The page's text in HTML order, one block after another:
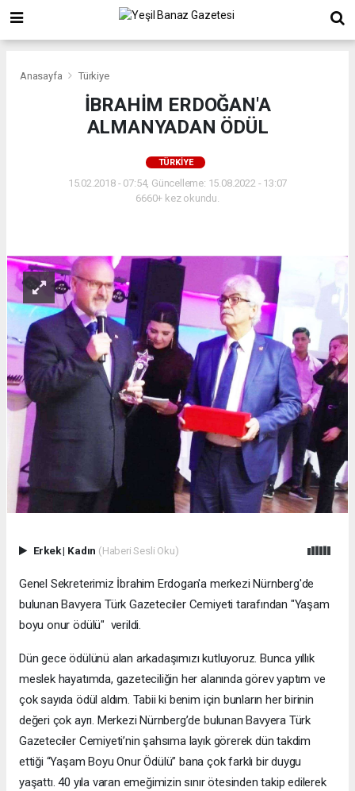
Anasayfa Türkiye
İBRAHİM ERDOĞAN'A
ALMANYADAN ÖDÜL
TÜRKIYE
15.02.2018 - 07:54, Güncelleme: 15.08.2022 - 13:07
6660+ kez okundu.
Erkek| Kadın (Haberi Sesli Oku)
Genel Sekreterimiz İbrahim Erdogan'a merkezi Nürnberg'de
bulunan Bavyera Türk Gazeteciler Cemiyeti tarafından "Yaşam
boyu onur ödülü" verildi.
Dün gece ödülünü alan arkadaşımızı kutluyoruz. Bunca yıllık
meslek hayatımda, gazeteciliğin her alanında görev yaptım ve
çok sayıda ödül aldım. Tabii ki benim için bunların her birinin
değeri çok ayrı. Merkezi Nürnberg’de bulunan Bavyera Türk
Gazeteciler Cemiyeti’nin şahsıma layık görerek dün takdim
ettiği “Yaşam Boyu Onur Ödülü” bana çok farklı bir duygu
yaşattı. 40 yıla varan emeğimizin sınır ötesinden takip edilerek